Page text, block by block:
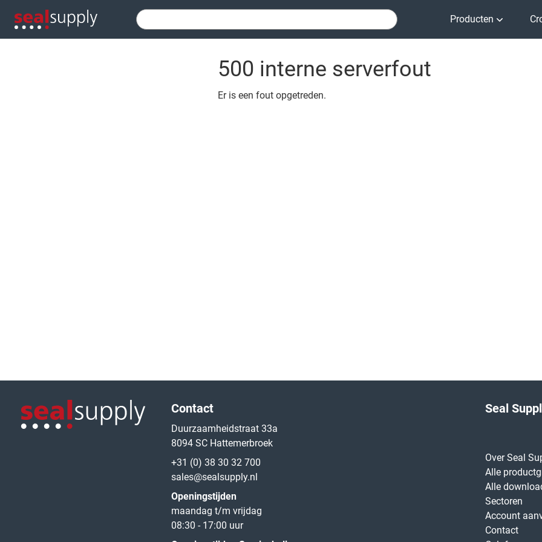
Producten
500 interne serverfout
Er is een fout opgetreden.
Contact
Duurzaamheidstraat 33a
8094 SC Hattemerbroek
+31 (0) 38 30 32 700
sales@sealsupply.nl
Openingstijden
maandag t/m vrijdag
08:30 - 17:00 uur
Seal
Over Seal
Alle
Alle
Sectoren
Account
Contact
Logo van de website